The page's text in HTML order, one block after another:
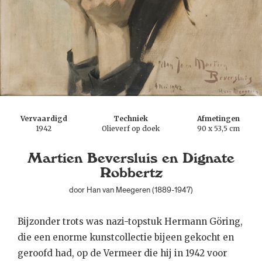
Vervaardigd
1942
Techniek
Olieverf op doek
Afmetingen
90 x 53,5 cm
Martien Beversluis en Dignate
Robbertz
door Han van Meegeren (1889-1947)
Bijzonder trots was nazi-topstuk Hermann Göring,
die een enorme kunstcollectie bijeen gekocht en
geroofd had, op de Vermeer die hij in 1942 voor